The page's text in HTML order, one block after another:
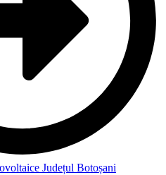
Județul Botoșani